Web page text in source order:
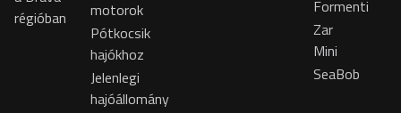
régióban
motorok
Pótkocsik
hajókhoz
Jelenlegi
hajóállomány
Formenti
Zar
Mini
SeaBob